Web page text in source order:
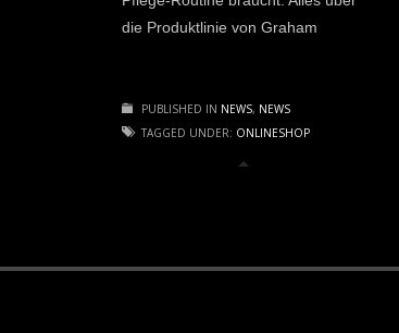
die Produktlinie von Graham
PUBLISHED IN NEWS, NEWS
TAGGED UNDER: ONLINESHOP